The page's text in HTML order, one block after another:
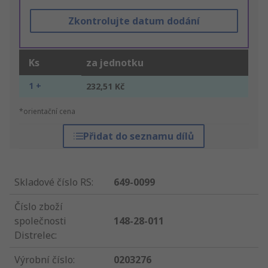
Zkontrolujte datum dodání
Ks za jednotku
1 + 232,51 Kč
*orientační cena
Přidat do seznamu dílů
Skladové číslo RS:
649-0099
Číslo zboží
společnosti
Distrelec:
148-28-011
Výrobní číslo:
0203276